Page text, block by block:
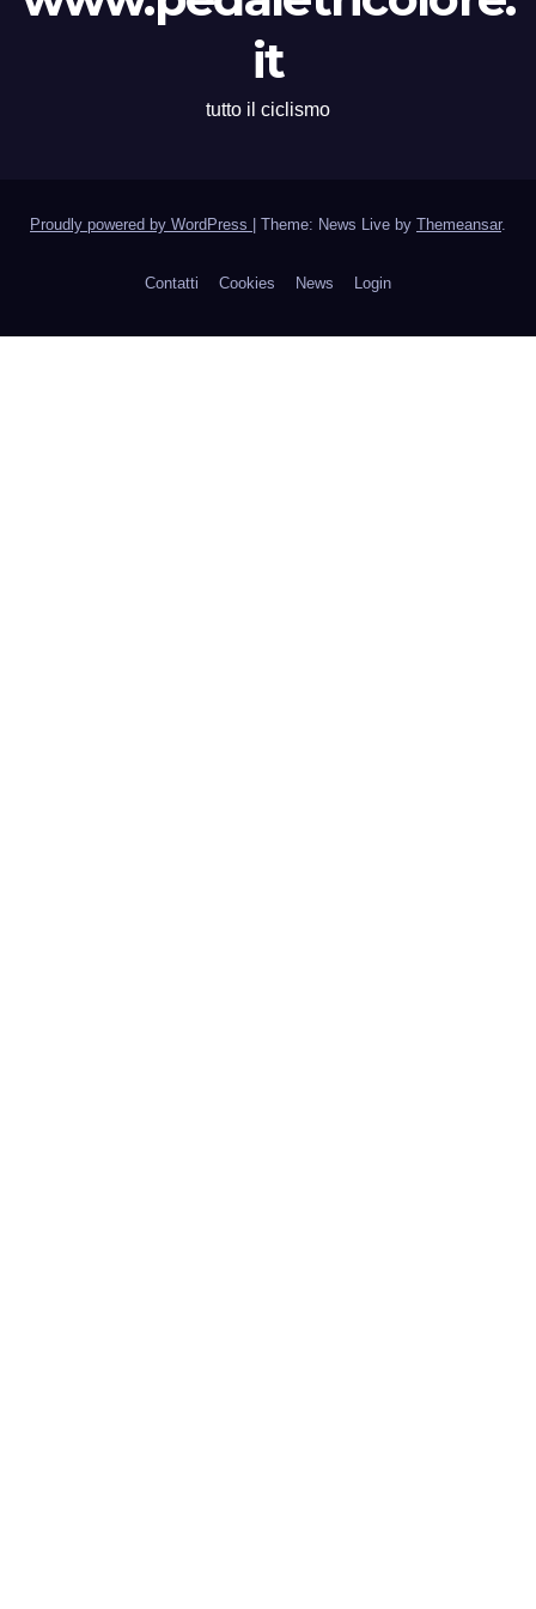
it
tutto il ciclismo
Proudly powered by WordPress Theme: News Live by Themeansar.
Contatti Cookies News Login